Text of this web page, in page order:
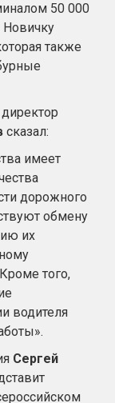
50 000
Новичку
также
сказал:
имеет
дорожного
обмену
их
того,
водителя
Сергей